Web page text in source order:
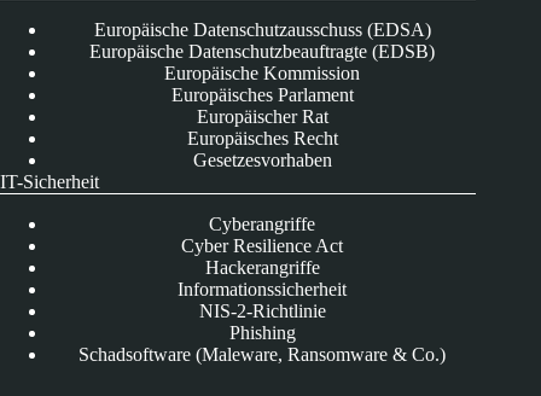
Europäische Datenschutzausschuss (EDSA)
Europäische Datenschutzbeauftragte (EDSB)
Europäische Kommission
Europäisches Parlament
Europäischer Rat
Europäisches Recht
Gesetzesvorhaben
IT-Sicherheit
Cyberangriffe
Cyber Resilience Act
Hackerangriffe
Informationssicherheit
NIS-2-Richtlinie
Phishing
Schadsoftware (Maleware, Ransomware & Co.)